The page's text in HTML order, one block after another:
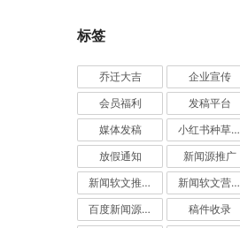
标签
乔迁大吉 企业宣传
会员福利 发稿平台
媒体发稿 小红书种草推广
放假通知 新闻源推广
新闻软文推广发稿 新闻软文营销推广
百度新闻源发布 稿件收录